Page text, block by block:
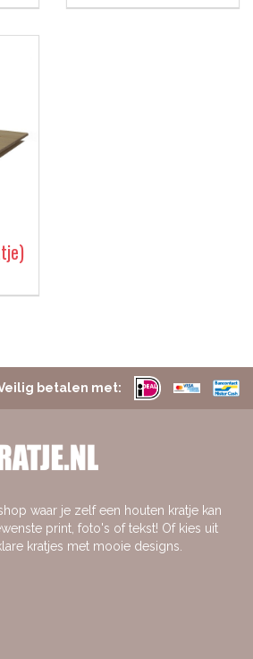
betalen met:
waar je zelf een houten kratje kan
print, foto's of tekst! Of kies uit
kratjes met mooie designs.